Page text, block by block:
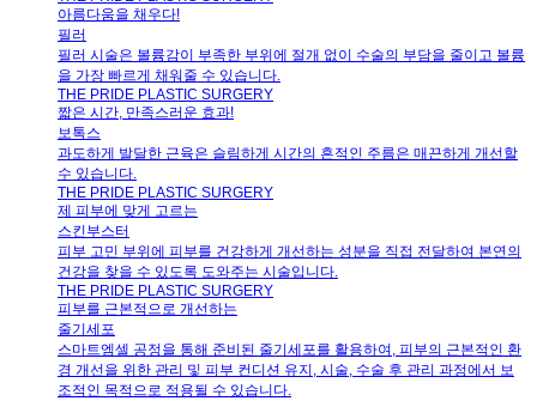
아름다움을 채우다!
필러
필러 시술은 볼륨감이 부족한 부위에 절개 없이 수술의 부담을 줄이고 볼륨
을 가장 빠르게 채워줄 수 있습니다.
THE PRIDE PLASTIC SURGERY
짧은 시간, 만족스러운 효과!
보톡스
과도하게 발달한 근육은 슬림하게 시간의 흔적인 주름은 매끈하게 개선할
수 있습니다.
THE PRIDE PLASTIC SURGERY
제 피부에 맞게 고르는
스킨부스터
피부 고민 부위에 피부를 건강하게 개선하는 성분을 직접 전달하여 본연의
건강을 찾을 수 있도록 도와주는 시술입니다.
THE PRIDE PLASTIC SURGERY
피부를 근본적으로 개선하는
줄기세포
스마트엠셀 공정을 통해 준비된 줄기세포를 활용하여, 피부의 근본적인 환
경 개선을 위한 관리 및 피부 컨디션 유지, 시술, 수술 후 관리 과정에서 보
조적인 목적으로 적용될 수 있습니다.